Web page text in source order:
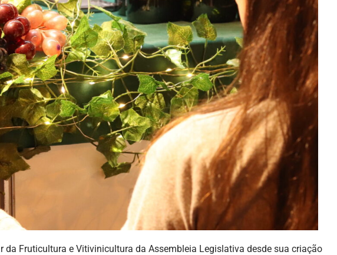
da Fruticultura e Vitivinicultura da Assembleia Legislativa desde sua criação